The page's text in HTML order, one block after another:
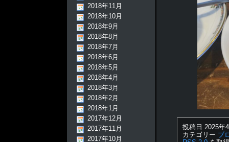
投稿日 2025年
カテゴリー ブ
2018年11月
2018年10月
2018年9月
2018年8月
2018年7月
2018年6月
2018年5月
2018年4月
2018年3月
2018年2月
2018年1月
2017年12月
2017年11月
2017年10月